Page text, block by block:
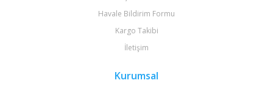
Havale Bildirim Formu
Kargo Takibi
İletişim
Kurumsal